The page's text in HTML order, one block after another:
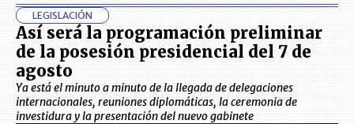
LEGISLACIÓN
Así será la programación preliminar
de la posesión presidencial del 7 de
agosto
Ya está el minuto a minuto de la llegada de delegaciones
internacionales, reuniones diplomáticas, la ceremonia de
investidura y la presentación del nuevo gabinete